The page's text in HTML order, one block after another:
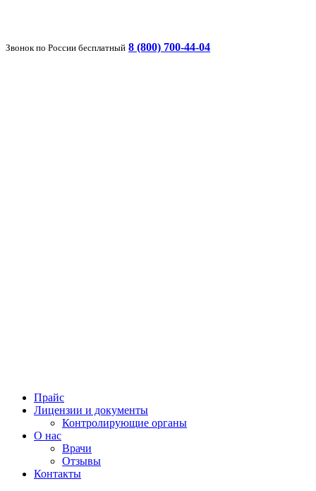
Звонок по России бесплатный 8 (800) 700-44-04
Прайс
Лицензии и документы
Контролирующие органы
О нас
Врачи
Отзывы
Контакты